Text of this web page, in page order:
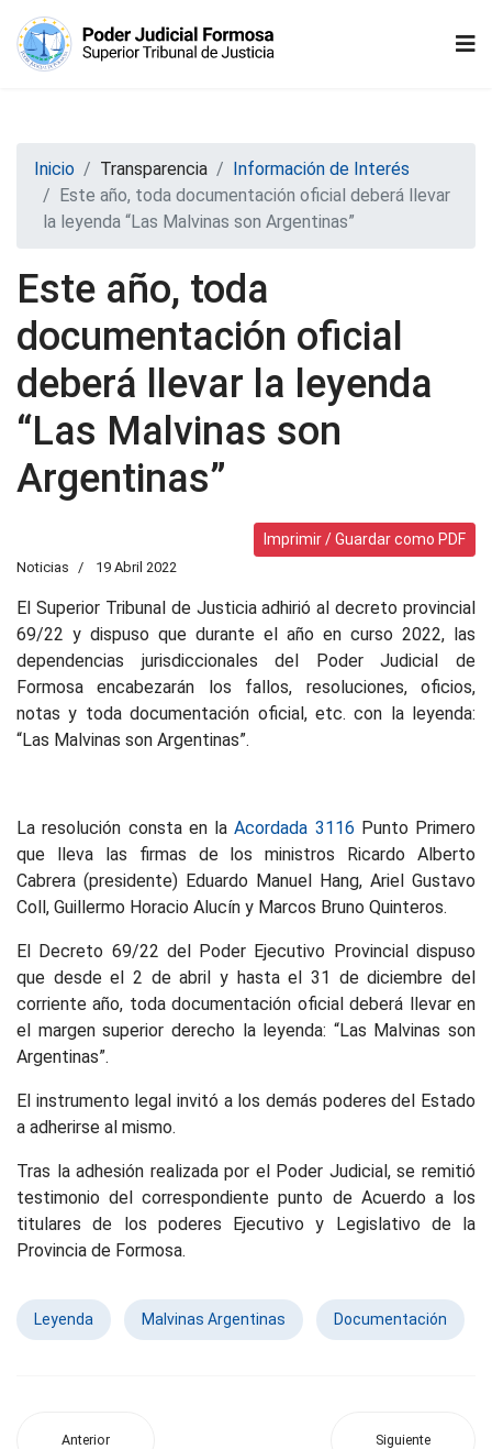
Inicio Transparencia
Información de Interés
Este año, toda documentación oficial deberá llevar
la leyenda “Las Malvinas son Argentinas”
Este año, toda
documentación oficial
deberá llevar la leyenda
“Las Malvinas son
Argentinas”
Imprimir / Guardar como PDF
Noticias 19 Abril 2022
El Superior Tribunal de Justicia adhirió al decreto provincial
69/22 y dispuso que durante el año en curso 2022, las
dependencias jurisdiccionales del Poder Judicial de
Formosa encabezarán los fallos, resoluciones, oficios,
notas y toda documentación oficial, etc. con la leyenda:
“Las Malvinas son Argentinas”.
La resolución consta en laAcordada 3116 Punto Primero
que lleva las firmas de los ministros Ricardo Alberto
Cabrera (presidente) Eduardo Manuel Hang, Ariel Gustavo
Coll, Guillermo Horacio Alucín y Marcos Bruno Quinteros.
El Decreto 69/22 del Poder Ejecutivo Provincial dispuso
que desde el 2 de abril y hasta el 31 de diciembre del
corriente año, toda documentación oficial deberá llevar en
el margen superior derecho la leyenda: “Las Malvinas son
Argentinas”.
El instrumento legal invitó a los demás poderes del Estado
a adherirse al mismo.
Tras la adhesión realizada por el Poder Judicial, se remitió
testimonio del correspondiente punto de Acuerdo a los
titulares de los poderes Ejecutivo y Legislativo de la
Provincia de Formosa.
Leyenda Malvinas Argentinas Documentación
Anterior Siguiente